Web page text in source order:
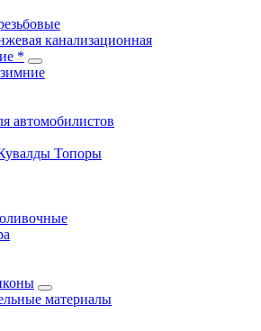
канализационная
*
автомобилистов
Топоры
материалы